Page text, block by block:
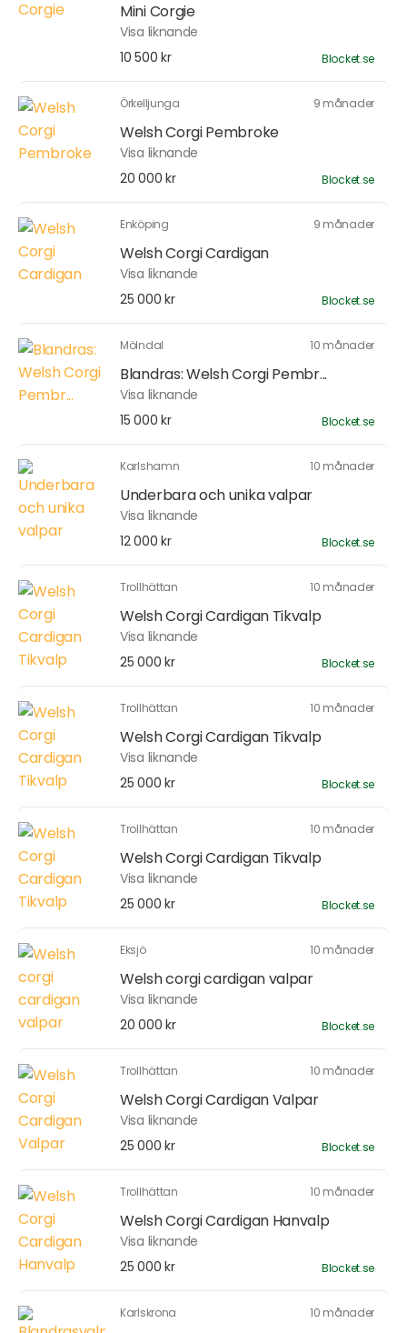
Mini Corgie
Visa liknande
10 500 kr
Blocket.se
Örkelljunga 9 månader
Welsh Corgi Pembroke
Visa liknande
20 000 kr
Blocket.se
Enköping 9 månader
Welsh Corgi Cardigan
Visa liknande
25 000 kr
Blocket.se
Mölndal 10 månader
Blandras: Welsh Corgi Pembr...
Visa liknande
15 000 kr
Blocket.se
Karlshamn 10 månader
Underbara och unika valpar
Visa liknande
12 000 kr
Blocket.se
Trollhättan 10 månader
Welsh Corgi Cardigan Tikvalp
Visa liknande
25 000 kr
Blocket.se
Trollhättan 10 månader
Welsh Corgi Cardigan Tikvalp
Visa liknande
25 000 kr
Blocket.se
Trollhättan 10 månader
Welsh Corgi Cardigan Tikvalp
Visa liknande
25 000 kr
Blocket.se
Eksjö 10 månader
Welsh corgi cardigan valpar
Visa liknande
20 000 kr
Blocket.se
Trollhättan 10 månader
Welsh Corgi Cardigan Valpar
Visa liknande
25 000 kr
Blocket.se
Trollhättan 10 månader
Welsh Corgi Cardigan Hanvalp
Visa liknande
25 000 kr
Blocket.se
Karlskrona 10 månader